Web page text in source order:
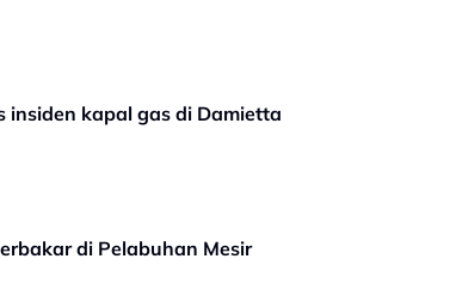
insiden kapal gas di Damietta
di Pelabuhan Mesir